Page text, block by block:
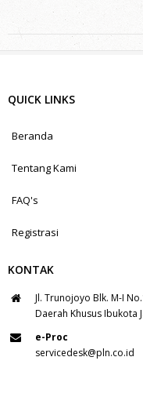
QUICK LINKS
Beranda
Tentang Kami
FAQ's
Registrasi
KONTAK
Jl. Trunojoyo Blk. M-I
Daerah Khusus Ibukota
e-Proc
servicedesk@pln.co.id